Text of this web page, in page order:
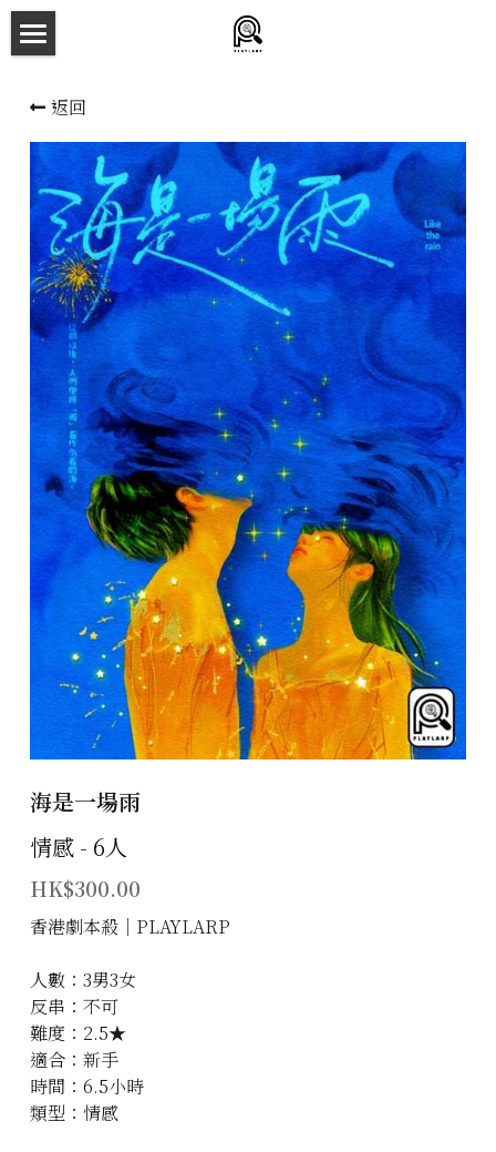
新本預告
主持人檔案
劇本相冊
拼團快團群組
劇本殺介紹
新手須知
預約方法
主題房間
會員優惠
學生優惠
主持/劇本招募
到址及團建服務
傳媒報道
聯絡我們
Instagram
返回
海是一場雨
情感 - 6人
HK$300.00
香港劇本殺│PLAYLARP
人數：3男3女
反串：不可
難度：2.5★
適合：新手
時間：6.5小時
類型：情感
商品分類
所有商品分類